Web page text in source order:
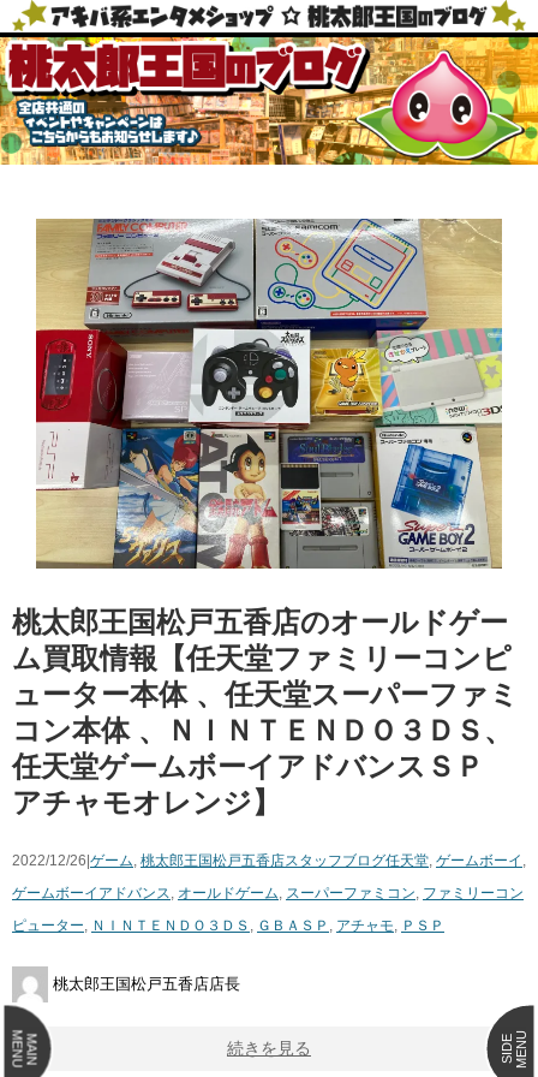
桃太郎王国松戸五香店のオールドゲー
ム買取情報【任天堂ファミリーコンピ
ューター本体 、任天堂スーパーファミ
コン本体 、ＮＩＮＴＥＮＤＯ３ＤＳ、
任天堂ゲームボーイアドバンスＳＰ
アチャモオレンジ】
2022/12/26| ゲーム, 桃太郎王国松戸五香店スタッフブログ任天堂, ゲームボーイ ,
ゲームボーイアドバンス, オールドゲーム, スーパーファミコン, ファミリーコン
ピューター, ＮＩＮＴＥＮＤＯ３ＤＳ , ＧＢＡＳＰ , アチャモ, ＰＳＰ
桃太郎王国松戸五香店店長
続きを見る
MAIN
MENU SIDEMENU